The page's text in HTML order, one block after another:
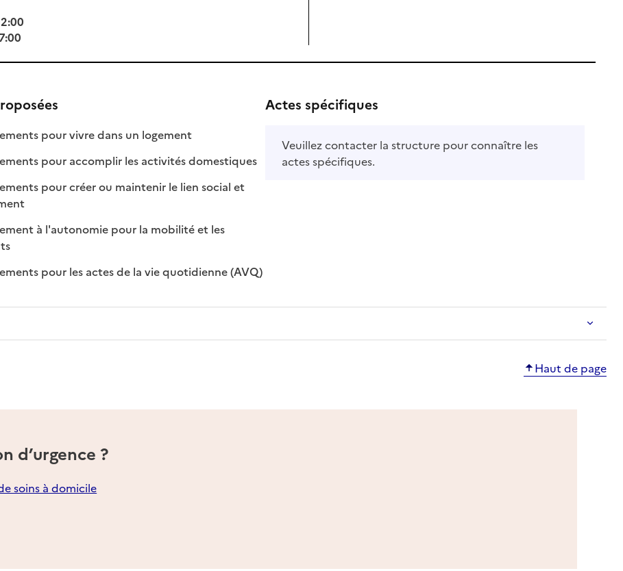
pour vivre dans un logement: disponible
: non disponible
pour accomplir les activités domestiques: disponible
: non disponible
pour créer ou maintenir le lien social et
: disponible
: non disponible
à l'autonomie pour la mobilité et les
disponible
pour les actes de la vie quotidienne (AVQ): disponible
: non disponible
Actes spécifiques
Veuillez contacter la structure pour connaître les
actes spécifiques.
Haut de page
d’urgence ?
soins à domicile